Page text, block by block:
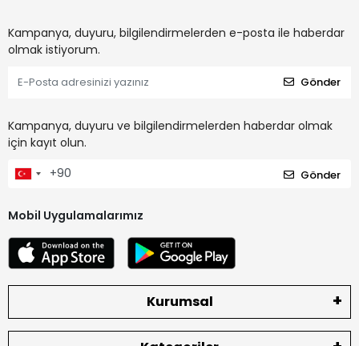
Kampanya, duyuru, bilgilendirmelerden e-posta ile haberdar
olmak istiyorum.
Gönder
Kampanya, duyuru ve bilgilendirmelerden haberdar olmak
için kayıt olun.
Gönder
Mobil Uygulamalarımız
Kurumsal